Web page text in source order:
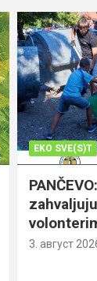
EKO SVE(S)T
3. август